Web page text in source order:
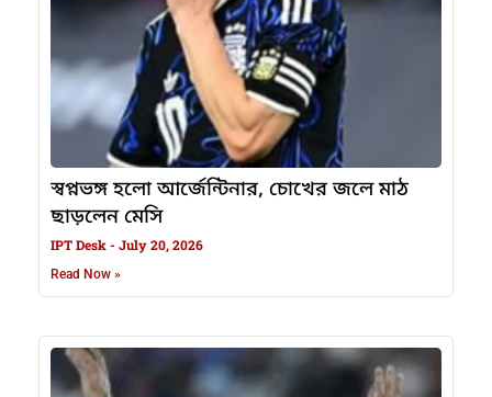
স্বপ্নভঙ্গ হলো আর্জেন্টিনার, চোখের জলে মাঠ
ছাড়লেন মেসি
IPT Desk July 20, 2026
Read Now »